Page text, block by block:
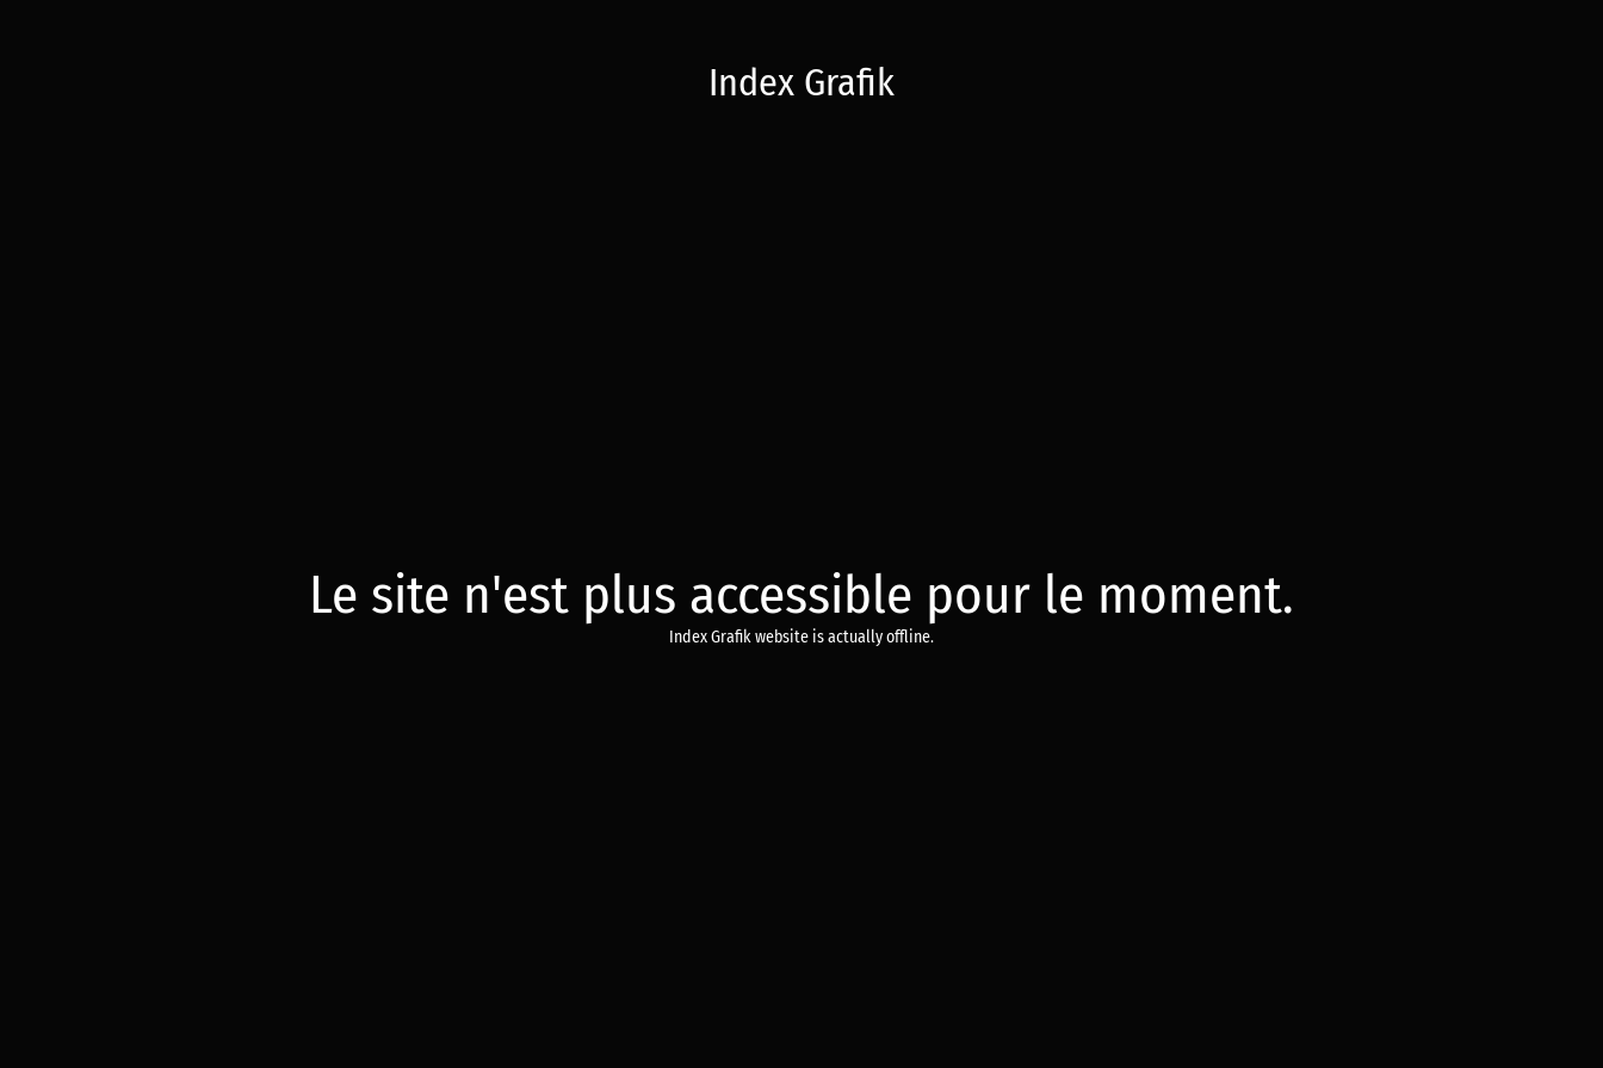
Index Grafik
Le site n'est plus accessible pour le moment.
Index Grafik website is actually offline.